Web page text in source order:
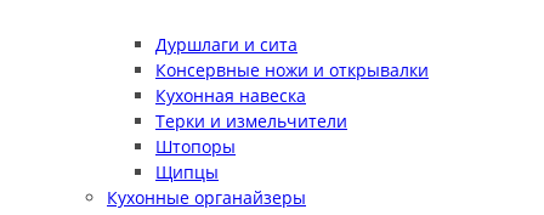
Дуршлаги и сита
Консервные ножи и открывалки
Кухонная навеска
Терки и измельчители
Штопоры
Щипцы
Кухонные органайзеры